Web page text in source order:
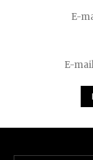
E-
E-